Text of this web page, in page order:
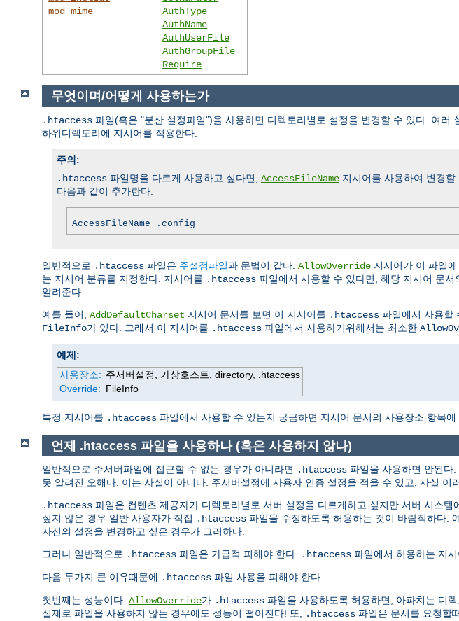
mod_mime
AuthType
AuthName
AuthUserFile
AuthGroupFile
Require
무엇이며/어떻게 사용하는가
.htaccess 파일(혹은 "분산 설정파일")을 사용하면 디렉토리별로 설정을 변경할 수 있다. 여
하위디렉토리에 지시어를 적용한다.
주의:
.htaccess 파일명을 다르게 사용하고 싶다면, AccessFileName 지시어를 사용하여 변경할
다음과 같이 추가한다.
AccessFileName .config
일반적으로 .htaccess 파일은 주설정파일과 문법이 같다. AllowOverride 지시어가 이 파일
는 지시어 분류를 지정한다. 지시어를 .htaccess 파일에서 사용할 수 있다면, 해당 지시어 문
알려준다.
예를 들어, AddDefaultCharset 지시어 문서를 보면 이 지시어를 .htaccess 파일에서 사용할
FileInfo가 있다. 그래서 이 지시어를 .htaccess 파일에서 사용하기위해서는 최소한
예제:
사용장소: 주서버설정, 가상호스트, directory, .htaccess
Override: FileInfo
특정 지시어를 .htaccess 파일에서 사용할 수 있는지 궁금하면 지시어 문서의 사용장소 항목
언제 .htaccess 파일을 사용하나 (혹은 사용하지 않나)
일반적으로 주서버파일에 접근할 수 없는 경우가 아니라면 .htaccess 파일을 사용하면 안된다
못 알려진 오해다. 이는 사실이 아니다. 주서버설정에 사용자 인증 설정을 적을 수 있고, 사실 이
.htaccess 파일은 컨텐츠 제공자가 디렉토리별로 서버 설정을 다르게하고 싶지만 서버 시스
싶지 않은 경우 일반 사용자가 직접 .htaccess 파일을 수정하도록 허용하는 것이 바람직하다.
자신의 설정을 변경하고 싶은 경우가 그러하다.
그러나 일반적으로 .htaccess 파일은 가급적 피해야 한다. .htaccess 파일에서 허용하는 지
다음 두가지 큰 이유때문에 .htaccess 파일 사용을 피해야 한다.
첫번째는 성능이다. AllowOverride가 .htaccess 파일을 사용하도록 허용하면, 아파치는 디
실제로 파일을 사용하지 않는 경우에도 성능이 떨어진다! 또, .htaccess 파일은 문서를 요청할